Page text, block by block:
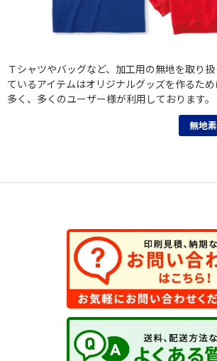
Ｔシャツやバッグなど、加工用の無地を取り
ているアイテムはオリジナルグッズを作るた
多く、多くのユーザー様が利用しております。
無地